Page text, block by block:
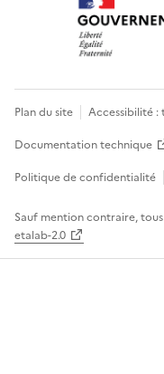
Plan du site Accessibilité
Documentation technique
Politique de confidentialité
Sauf mention contraire,
etalab-2.0